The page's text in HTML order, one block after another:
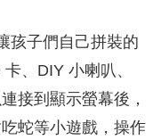
孩子們自己拼裝的
、DIY 小喇叭、
接到顯示螢幕後，
蛇等小遊戲，操作